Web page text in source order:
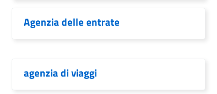
Agenzia delle entrate
agenzia di viaggi